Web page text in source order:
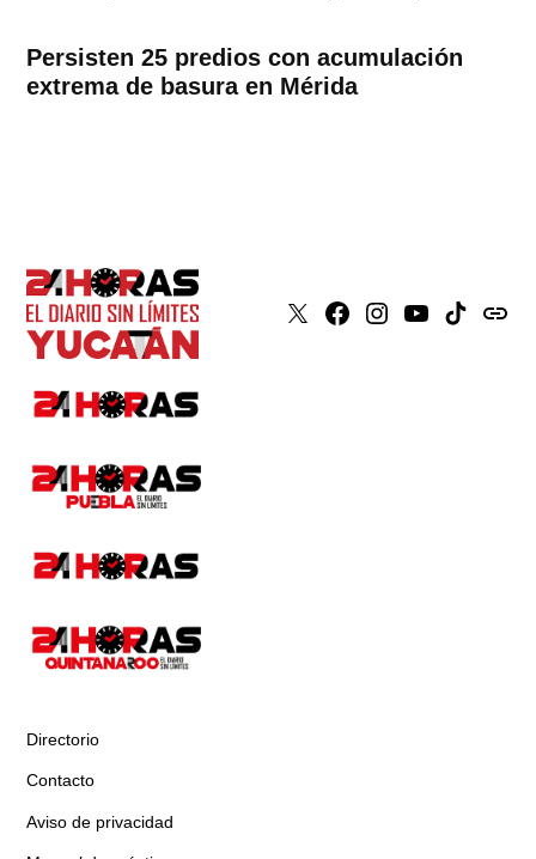
Persisten 25 predios con acumulación
extrema de basura en Mérida
X Faceboook
Instagram
YoutubeTiktokissuu
Directorio
Contacto
Aviso de privacidad